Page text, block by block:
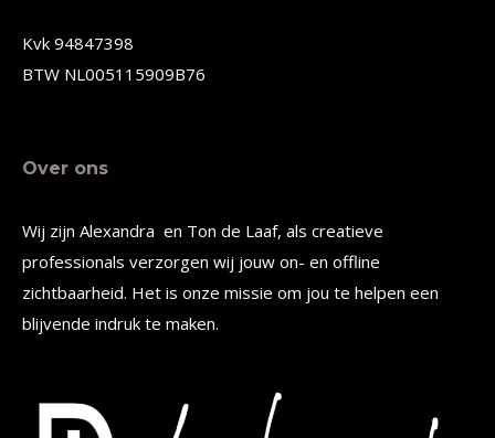
Kvk 94847398
BTW NL005115909B76
Over ons
Wij zijn Alexandra en Ton de Laaf, als creatieve
professionals verzorgen wij jouw on- en offline
zichtbaarheid. Het is onze missie om jou te helpen een
blijvende indruk te maken.